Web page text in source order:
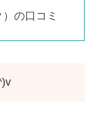
の口コミ